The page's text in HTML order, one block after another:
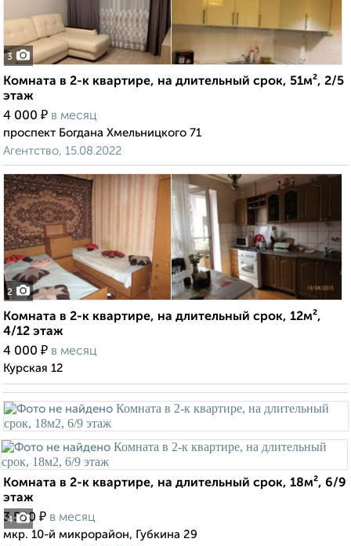
3
Комната в 2-к квартире, на длительный срок, 51м², 2/5
этаж
4 000 ₽ в месяц
проспект Богдана Хмельницкого 71
Агентство, 15.08.2022
2
Комната в 2-к квартире, на длительный срок, 12м²,
4/12 этаж
4 000 ₽ в месяц
Курская 12
4
Комната в 2-к квартире, на длительный срок, 18м², 6/9
этаж
3 500 ₽ в месяц
мкр. 10-й микрорайон, Губкина 29